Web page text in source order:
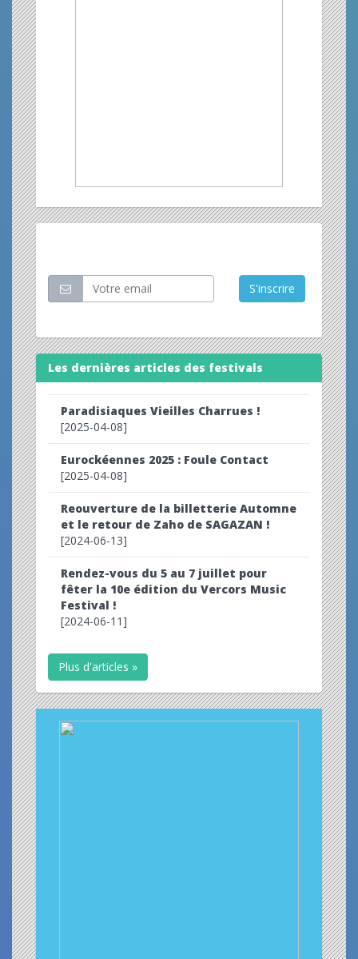
S'inscrire
Les dernières articles des festivals
Paradisiaques Vieilles Charrues !
[2025-04-08]
Eurockéennes 2025 : Foule Contact
[2025-04-08]
Reouverture de la billetterie Automne
et le retour de Zaho de SAGAZAN !
[2024-06-13]
Rendez-vous du 5 au 7 juillet pour
fêter la 10e édition du Vercors Music
Festival !
[2024-06-11]
Plus d'articles »